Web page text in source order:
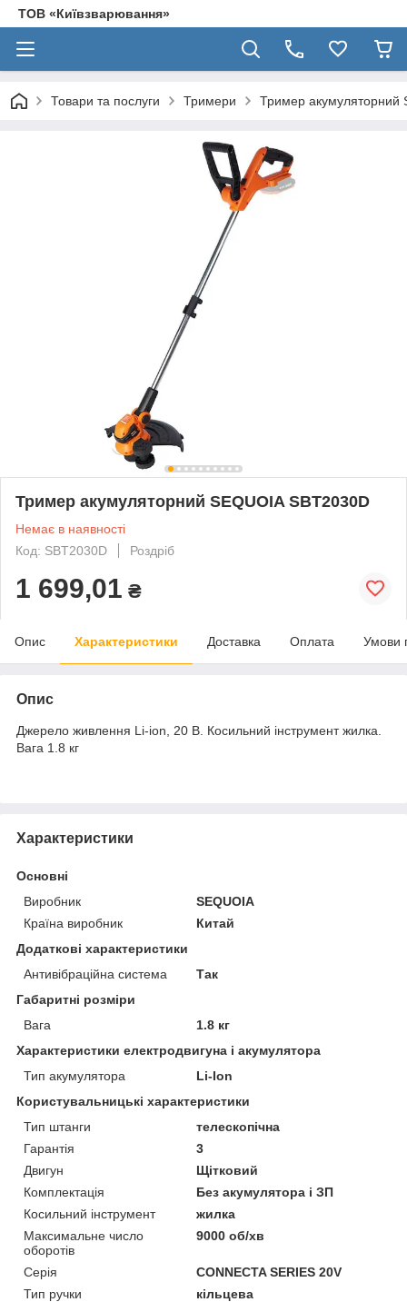
ТОВ «Київзварювання»
Товари та послуги Тримери Тример акумуляторний
Тример акумуляторний SEQUOIA SBT2030D
Немає в наявності
Код: SBT2030D
Роздріб
1 699,01 ₴
Опис Характеристики Доставка Оплата Умови
Опис
Джерело живлення Li-ion, 20 В. Косильний інструмент жилка.
Вага 1.8 кг
Характеристики
Основні
Виробник
SEQUOIA
Країна виробник
Китай
Додаткові характеристики
Антивібраційна система
Так
Габаритні розміри
Вага
1.8 кг
Характеристики електродвигуна і акумулятора
Тип акумулятора
Li-Ion
Користувальницькі характеристики
Тип штанги
телескопічна
Гарантія
3
Двигун
Щітковий
Комплектація
Без акумулятора і ЗП
Косильний інструмент
жилка
Максимальне число
оборотів
9000 об/хв
Серія
CONNECTA SERIES 20V
Тип ручки
кільцева